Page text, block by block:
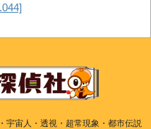
宇宙人・透視・超常現象・都市伝説